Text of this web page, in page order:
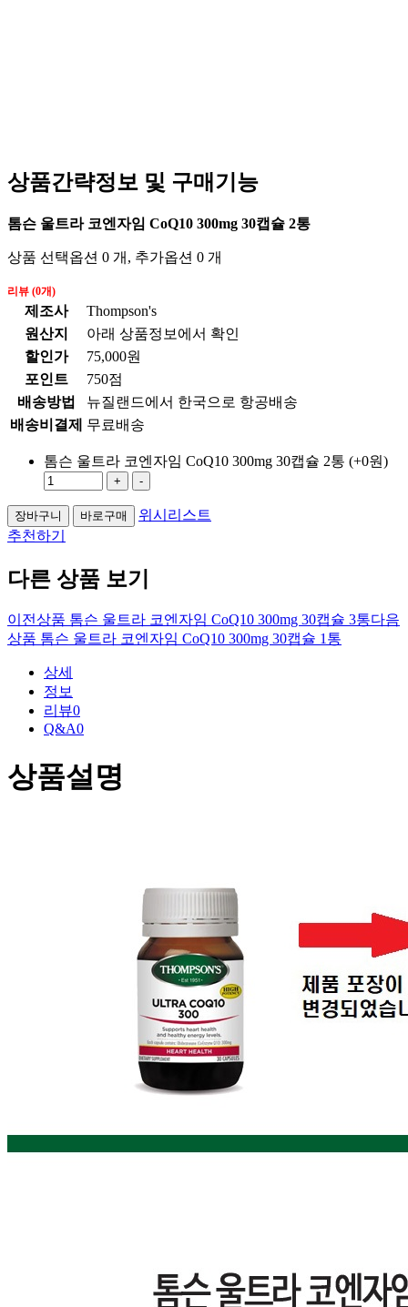
상품간략정보 및 구매기능
톰슨 울트라 코엔자임 CoQ10 300mg 30캡슐 2통
상품 선택옵션 0 개, 추가옵션 0 개
리뷰 (0개)
제조사
Thompson's
원산지
아래 상품정보에서 확인
할인가
75,000원
포인트
750점
배송방법
뉴질랜드에서 한국으로 항공배송
배송비결제
무료배송
톰슨 울트라 코엔자임 CoQ10 300mg 30캡슐 2통 (+0원)
+ -
위시리스트
추천하기
다른 상품 보기
이전상품 톰슨 울트라 코엔자임 CoQ10 300mg 30캡슐 3통다음
상품 톰슨 울트라 코엔자임 CoQ10 300mg 30캡슐 1통
상세
정보
리뷰0
Q&A0
상품설명